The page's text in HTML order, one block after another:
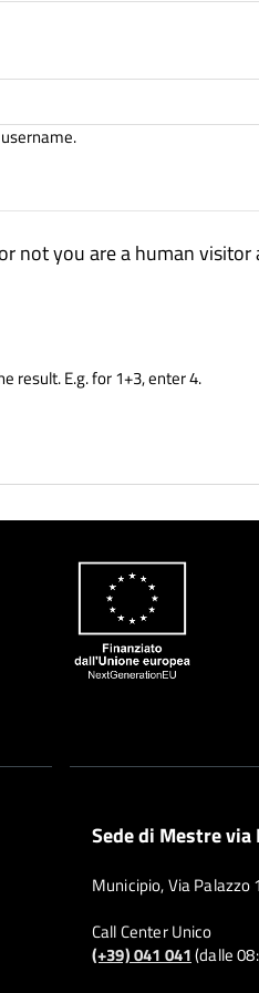
not you are a human
result. E.g. for 1+3, enter 4.
Sede di Mestre via
Municipio, Via Palazzo 1
Call Center Unico
(+39) 041 041(dalle